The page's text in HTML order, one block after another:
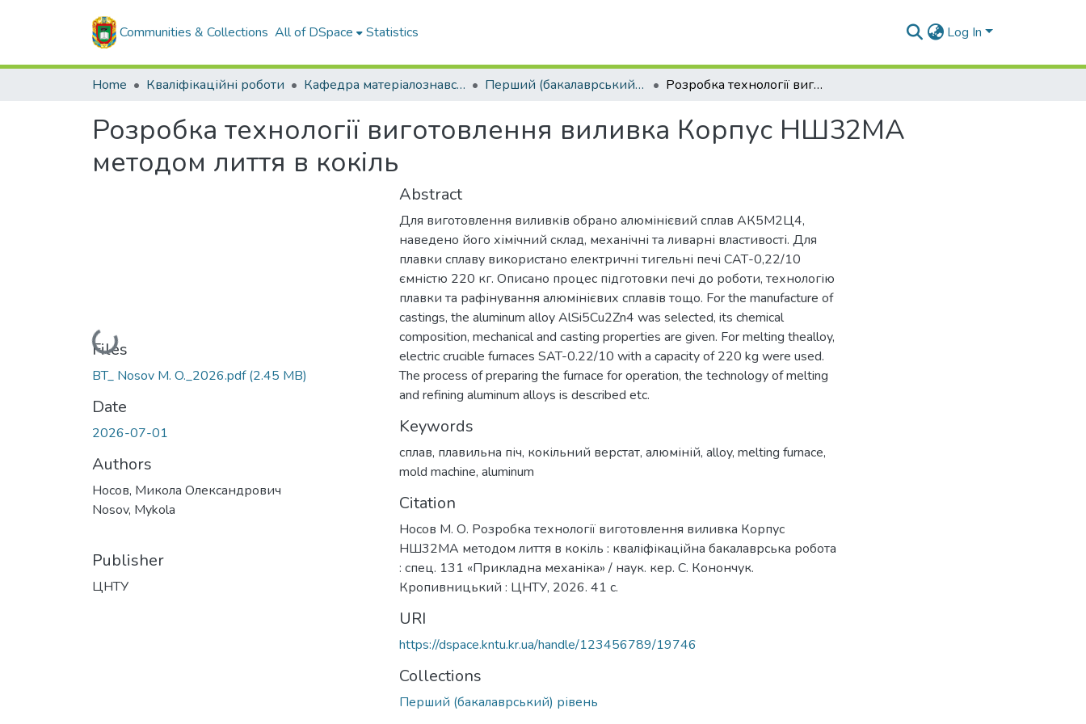
Communities & Collections All of DSpace Statistics Log In
Home Кваліфікаційні роботи Кафедра матеріалознавства та ливарного виробництва Перший (бакалаврський) рівень Розробка технології виготовлення виливка Корпус НШ32МА методом лиття в кокіль
Розробка технології виготовлення виливка Корпус НШ32МА
методом лиття в кокіль
Loading...
Files
BT_ Nosov M. O._2026.pdf(2.45 MB)
Date
2026-07-01
Authors
Носов, Микола Олександрович
Nosov, Mykola
Publisher
ЦНТУ
Abstract
Для виготовлення виливків обрано алюмінієвий сплав АК5М2Ц4,
наведено його хімічний склад, механічні та ливарні властивості. Для
плавки сплаву використано електричні тигельні печі САТ-0,22/10
ємністю 220 кг. Описано процес підготовки печі до роботи, технологію
плавки та рафінування алюмінієвих сплавів тощо. For the manufacture of
castings, the aluminum alloy AlSi5Cu2Zn4 was selected, its chemical
composition, mechanical and casting properties are given. For melting thealloy,
electric crucible furnaces SAT-0.22/10 with a capacity of 220 kg were used.
The process of preparing the furnace for operation, the technology of melting
and refining aluminum alloys is described etc.
Keywords
сплав, плавильна піч, кокільний верстат, алюміній, alloy, melting furnace,
mold machine, aluminum
Citation
Носов М. О. Розробка технології виготовлення виливка Корпус
НШ32МА методом лиття в кокіль : кваліфікаційна бакалаврська робота
: спец. 131 «Прикладна механіка» / наук. кер. С. Конончук.
Кропивницький : ЦНТУ, 2026. 41 с.
URI
https://dspace.kntu.kr.ua/handle/123456789/19746
Collections
Перший (бакалаврський) рівень